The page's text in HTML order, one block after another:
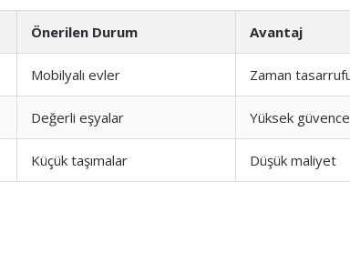
Önerilen Durum Avantaj
Mobilyalı evler Zaman
Değerli eşyalar Yüksek güvence
Küçük taşımalar Düşük maliyet